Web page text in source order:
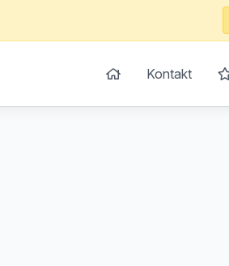
Kontakt